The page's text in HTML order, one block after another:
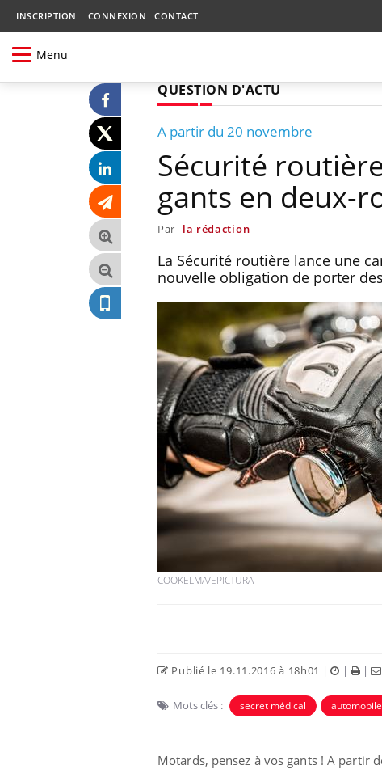
INSCRIPTION CONNEXION CONTACT
Menu
QUESTION D'ACTU
A partir du 20 novembre
Sécurité
gants en deux-
Par la rédaction
La Sécurité routière lance une
nouvelle obligation de porter
COOKELMA/EPICTURA
Publié le 19.11.2016 à 18h01 | | |
Mots clés : secret médical
Motards, pensez à vos gants ! A partir